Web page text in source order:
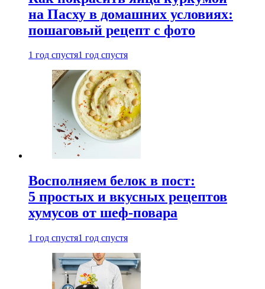
на Пасху в домашних условиях:
пошаговый рецепт с фото
1 год спустя1 год спустя
Восполняем белок в пост:
5 простых и вкусных рецептов
хумусов от шеф-повара
1 год спустя1 год спустя